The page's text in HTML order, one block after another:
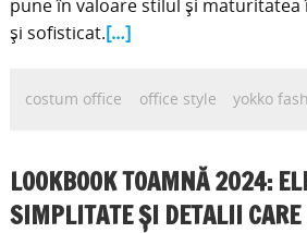
pune în valoare stilul și
și sofisticat.[…]
costum office office style yokko
LOOKBOOK TOAMNĂ 2024:
SIMPLITATE ȘI DETALII